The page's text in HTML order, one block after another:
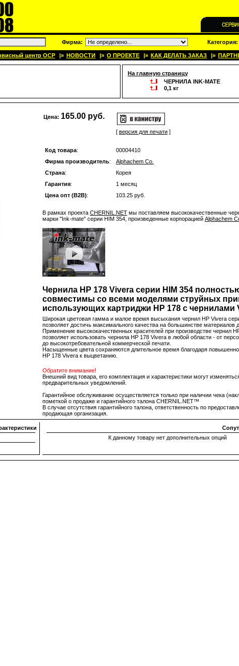
Фирма: Категория:
центр OCP |» НОВОСТИ |» О ПРОЕКТЕ |» КАК ДЕЛАТЬ ЗАКАЗ |»
На главную страницу
ЧЕРНИЛА INK-MATE
0,1 кг
Цена: 165.00 руб.
[ версия для печати ]
Код товара:
00004410
Фирма производитель:
Alphachem Co.
Страна:
Корея
Гарантия:
1 месяц
Цена опт (B2B): 103.25 руб.
В рамках проекта CHERNIL.NET мы поставляем высококачественные
марки "Ink-mate" серии HIM 354, произведенные корпорацией Alphachem
Чернила HP 178 Vivera серии HIM 354
совместимы со всеми моделями струйных
использующих картриджи HP 178 с чернилами
Широкая цветовая гамма и малое время высыхания чернил HP Vivera
позволяет достичь максимального качества на большинстве материалов
Применение высококачественных красителей при производстве чернил
позволяет использовать чернила HP 178 Vivera в любой области - от
до высокотребовательной коммерческой печати.
Насыщенные цвета сохраняются длительное время благодаря
HP 178 Vivera к выцветанию.
Обратите внимание!
Внешний вид товара, его комплектация и характеристики могут
предварительных уведомлений.
Гарантийное обслуживание осуществляется только при наличии чека
пометкой о продаже и гарантийного талона CHERNIL.NET™
В случае отсутствия гарантийного талона, ответственность по
продающая организация.
К данному товару нет дополнительных опций